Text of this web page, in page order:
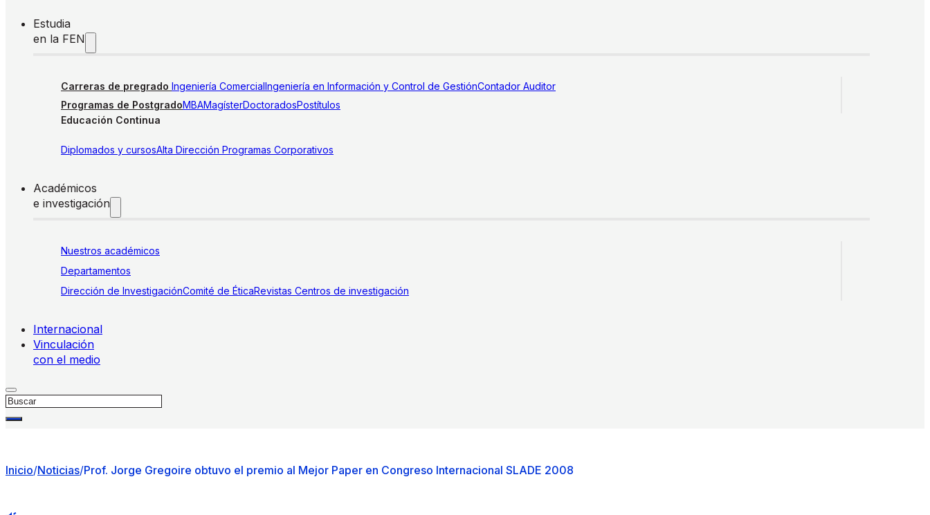
Estudia
en la FEN
Carreras de pregrado Ingeniería ComercialIngeniería en Información y Control de GestiónContador Auditor
Programas de PostgradoMBAMagísterDoctoradosPostítulos
Educación Continua
Diplomados y cursosAlta Dirección Programas Corporativos
Académicos
e investigación
Nuestros académicos
Departamentos
Dirección de InvestigaciónComité de ÉticaRevistas Centros de investigación
Internacional
Vinculación
con el medio
Buscar
Inicio/Noticias/Prof. Jorge Gregoire obtuvo el premio al Mejor Paper en Congreso Internacional SLADE 2008